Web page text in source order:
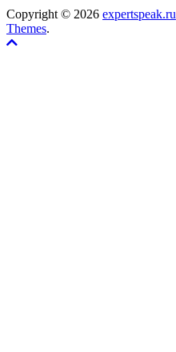
Copyright © 2026 expertspeak.ru
Themes.